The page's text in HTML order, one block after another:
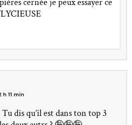
h 11 min
dis qu’il est dans ton top 3